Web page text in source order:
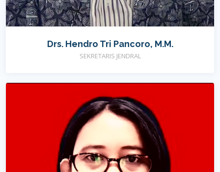
Drs. Hendro Tri Pancoro, M.M.
SEKRETARIS JENDRAL